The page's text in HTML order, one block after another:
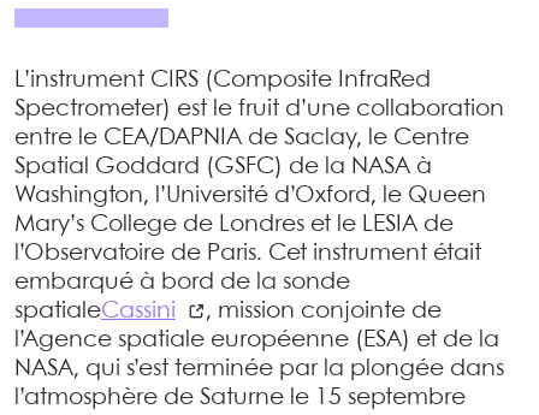
L’instrument CIRS (Composite InfraRed
Spectrometer) est le fruit d’une collaboration
entre le CEA/DAPNIA de Saclay, le Centre
Spatial Goddard (GSFC) de la NASA à
Washington, l’Université d’Oxford, le Queen
Mary’s College de Londres et le LESIA de
l’Observatoire de Paris. Cet instrument était
embarqué à bord de la sonde
spatialeCassini
, mission conjointe de
l’Agence spatiale européenne (ESA) et de la
NASA, qui s’est terminée par la plongée dans
l’atmosphère de Saturne le 15 septembre